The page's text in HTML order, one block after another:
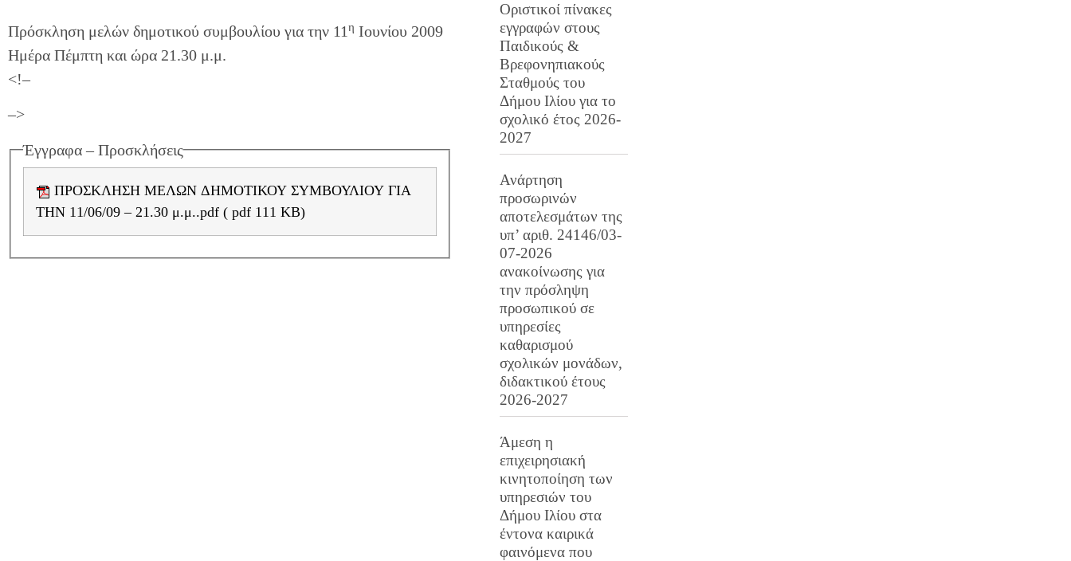
Πρόσκληση μελών δημοτικού συμβουλίου για την 11 η Ιουνίου 2009
Ημέρα Πέμπτη και ώρα 21.30 μ.μ.
<!–
–>
Έγγραφα – Προσκλήσεις
ΤΗΝ 11/06/09 – 21.30 μ.μ..pdf ( pdf 111 KB)
Οριστικοί πίνακες
εγγραφών στους
Παιδικούς &
Βρεφονηπιακούς
Σταθμούς του
Δήμου Ιλίου για το
σχολικό έτος 2026-
2027
Ανάρτηση
προσωρινών
αποτελεσμάτων της
υπ’ αριθ. 24146/03-
07-2026
ανακοίνωσης για
την πρόσληψη
προσωπικού σε
υπηρεσίες
καθαρισμού
σχολικών μονάδων,
διδακτικού έτους
2026-2027
Άμεση η
επιχειρησιακή
κινητοποίηση των
υπηρεσιών του
Δήμου Ιλίου στα
έντονα καιρικά
φαινόμενα που